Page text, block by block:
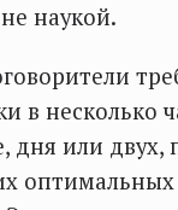
наукой.
в несколько
дня или двух,
оптимальных